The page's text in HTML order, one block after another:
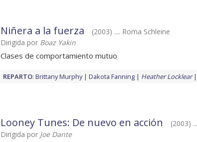
Niñera a la fuerza
(2003) .... Roma Schleine
Dirigida por Boaz Yakin
Clases de comportamiento mutuo
REPARTO: Brittany Murphy Dakota Fanning Heather Locklear
Looney Tunes: De nuevo en acción
(2003)
Dirigida por Joe Dante